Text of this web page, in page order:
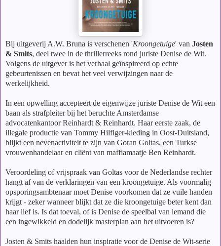
Bij uitgeverij A.W. Bruna is verschenen 'Kroongetuige' van Josten
& Smits, deel twee in de thrillerreeks rond juriste Denise de Wit.
Volgens de uitgever is het verhaal geïnspireerd op echte
gebeurtenissen en bevat het veel verwijzingen naar de
werkelijkheid.
In een opwelling accepteert de eigenwijze juriste Denise de Wit een
baan als strafpleiter bij het beruchte Amsterdamse
advocatenkantoor Reinhardt & Reinhardt. Haar eerste zaak, de
illegale productie van Tommy Hilfiger-kleding in Oost-Duitsland,
blijkt een nevenactiviteit te zijn van Goran Goltas, een Turkse
vrouwenhandelaar en cliënt van maffiamaatje Ben Reinhardt.
Veroordeling of vrijspraak van Goltas voor de Nederlandse rechter
hangt af van de verklaringen van een kroongetuige. Als voormalig
opsporingsambtenaar moet Denise voorkomen dat ze vuile handen
krijgt - zeker wanneer blijkt dat ze die kroongetuige beter kent dan
haar lief is. Is dat toeval, of is Denise de speelbal van iemand die
een ingewikkeld en dodelijk masterplan aan het uitvoeren is?
Josten & Smits haalden hun inspiratie voor de Denise de Wit-serie